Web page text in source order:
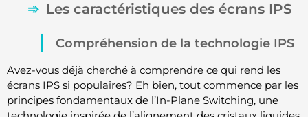
Les caractéristiques des écrans IPS
Compréhension de la technologie IPS
Avez-vous déjà cherché à comprendre ce qui rend les
écrans IPS si populaires? Eh bien, tout commence par les
principes fondamentaux de l’In-Plane Switching, une